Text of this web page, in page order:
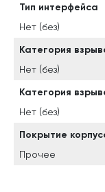
Тип интерфейса
Нет (без)
Категория
Нет (без)
Категория
Нет (без)
Покрытие
Прочее